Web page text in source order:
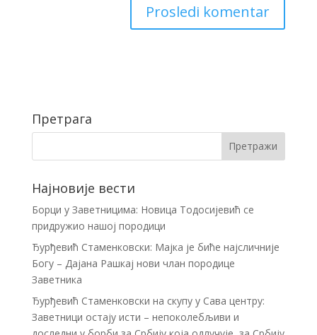
Претрага
Најновије вести
Борци у Заветницима: Новица Тодосијевић се
придружио нашој породици
Ђурђевић Стаменковски: Мајка је биће најсличније
Богу – Дајана Рашкај нови члан породице
Заветника
Ђурђевић Стаменковски на скупу у Сава центру:
Заветници остају исти – непоколебљиви и